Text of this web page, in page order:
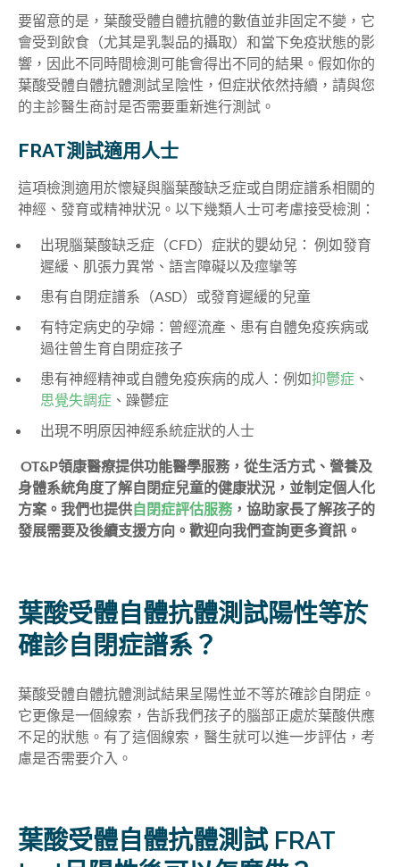
要留意的是，葉酸受體自體抗體的數值並非固定不變，它
會受到飲食（尤其是乳製品的攝取）和當下免疫狀態的影
響，因此不同時間檢測可能會得出不同的結果。假如你的
葉酸受體自體抗體測試呈陰性，但症狀依然持續，請與您
的主診醫生商討是否需要重新進行測試。
FRAT測試適用人士
這項檢測適用於懷疑與腦葉酸缺乏症或自閉症譜系相關的
神經、發育或精神狀況。以下幾類人士可考慮接受檢測：
出現腦葉酸缺乏症（CFD）症狀的嬰幼兒： 例如發育
遲緩、肌張力異常、語言障礙以及痙攣等
患有自閉症譜系（ASD）或發育遲緩的兒童
有特定病史的孕婦：曾經流產、患有自體免疫疾病或
過往曾生育自閉症孩子
患有神經精神或自體免疫疾病的成人：例如抑鬱症 、
思覺失調症 、躁鬱症
出現不明原因神經系統症狀的人士
OT&P領康醫療提供功能醫學服務，從生活方式、營養及
身體系統角度了解自閉症兒童的健康狀況，並制定個人化
方案。我們也提供自閉症評估服務 ，協助家長了解孩子的
發展需要及後續支援方向。歡迎向我們查詢更多資訊。
葉酸受體自體抗體測試陽性等於
確診自閉症譜系？
葉酸受體自體抗體測試結果呈陽性並不等於確診自閉症。
它更像是一個線索，告訴我們孩子的腦部正處於葉酸供應
不足的狀態。有了這個線索，醫生就可以進一步評估，考
慮是否需要介入。
葉酸受體自體抗體測試 FRAT